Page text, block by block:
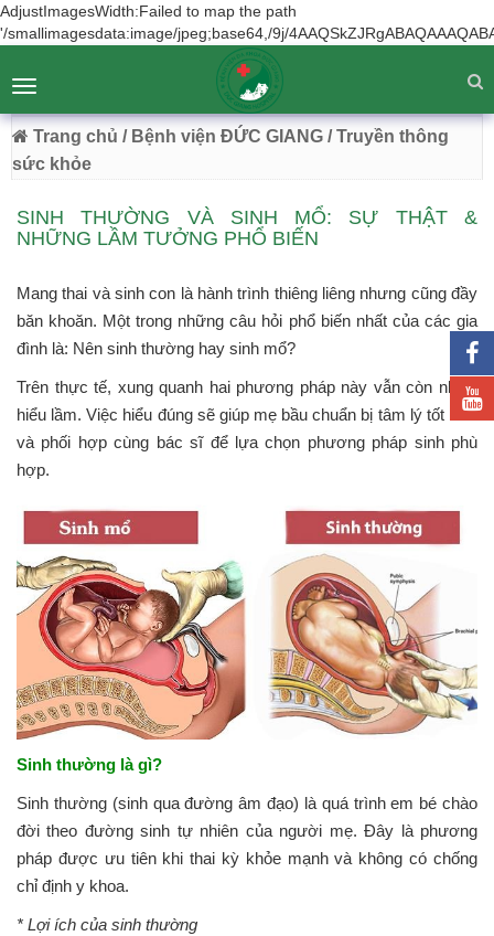
AdjustImagesWidth:Failed to map the path
'/smallimagesdata:image/jpeg;base64,/9j/
BỆNH VIỆN ĐA KHOA ĐỨC GIANG
Chuyên Sâu - Tận Tâm - Vươn Tầm
54 Trường Lâm, Việt Hưng, Hà Nội
Toggle
navigation
Trang chủ / Bệnh viện ĐỨC GIANG / Truyền thông
sức khỏe
SINH THƯỜNG VÀ SINH MỔ: SỰ THẬT &
NHỮNG LẦM TƯỞNG PHỔ BIẾN
Mang thai và sinh con là hành trình thiêng liêng nhưng cũng đầy
băn khoăn. Một trong những câu hỏi phổ biến nhất của các gia
đình là: Nên sinh thường hay sinh mổ?
Trên thực tế, xung quanh hai phương pháp này vẫn còn nhiều
hiểu lầm. Việc hiểu đúng sẽ giúp mẹ bầu chuẩn bị tâm lý tốt hơn
và phối hợp cùng bác sĩ để lựa chọn phương pháp sinh phù
hợp.
Sinh thường là gì?
Sinh thường (sinh qua đường âm đạo) là quá trình em bé chào
đời theo đường sinh tự nhiên của người mẹ. Đây là phương
pháp được ưu tiên khi thai kỳ khỏe mạnh và không có chống
chỉ định y khoa.
* Lợi ích của sinh thường